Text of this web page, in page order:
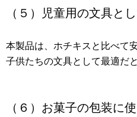
（５）児童用の文具と
本製品は、ホチキスと比べて
子供たちの文具として最適だ
（６）お菓子の包装に使